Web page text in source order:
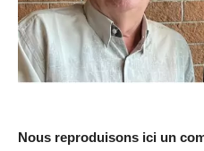
Nous reproduisons ici un